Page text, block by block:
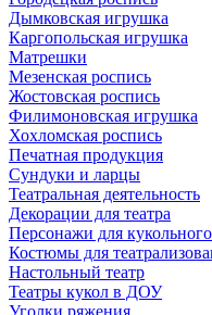
Дымковская игрушка
Каргопольская игрушка
Матрешки
Мезенская роспись
Жостовская роспись
Филимоновская игрушка
Хохломская роспись
Печатная продукция
Сундуки и ларцы
Театральная деятельность
Декорации для театра
Персонажи для кукольного
Костюмы для
Настольный театр
Театры кукол в ДОУ
Уголки ряжения